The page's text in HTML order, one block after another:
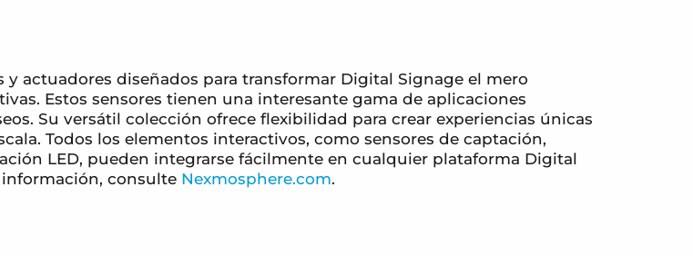
actuadores diseñados para transformar Digital Signage el mero
Estos sensores tienen una interesante gama de aplicaciones
Su versátil colección ofrece flexibilidad para crear experiencias únicas
Todos los elementos interactivos, como sensores de captación,
LED, pueden integrarse fácilmente en cualquier plataforma Digital
información, consulte Nexmosphere.com.